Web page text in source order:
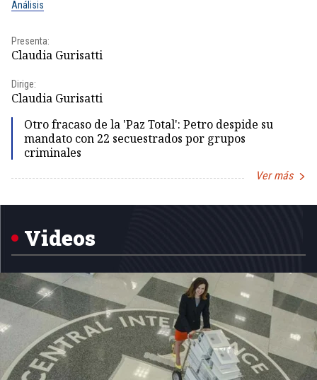
Análisis
Presenta:
Claudia Gurisatti
Dirige:
Claudia Gurisatti
Otro fracaso de la 'Paz Total': Petro despide su
mandato con 22 secuestrados por grupos
criminales
Ver más
Videos